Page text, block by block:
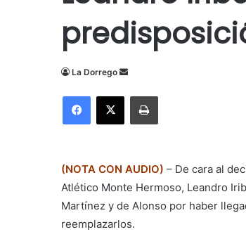
La Dorrego
Send
email
Facebook
X Imprimir
(NOTA CON AUDIO) – De cara al
Atlético Monte Hermoso, Leandro
Martínez y de Alonso por haber
reemplazarlos.